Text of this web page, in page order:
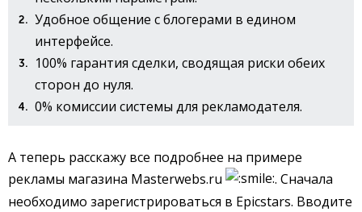
Удобное общение с блогерами в едином
интерфейсе.
100% гарантия сделки, сводящая риски обеих
сторон до нуля.
0% комиссии системы для рекламодателя.
А теперь расскажу все подробнее на примере
рекламы магазина Masterwebs.ru
. Сначала
необходимо зарегистрироваться в Epicstars. Вводите